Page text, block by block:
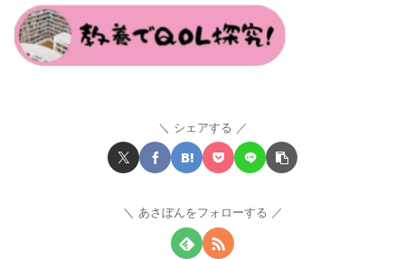
シェアする
あさぼんをフォローする